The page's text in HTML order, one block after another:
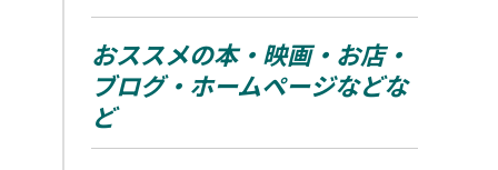
おススメの本・映画・お店・
ブログ・ホームページなどな
ど